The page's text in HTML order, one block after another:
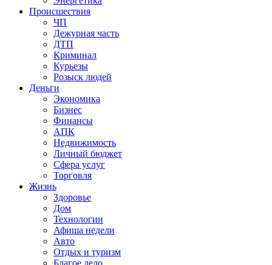
Происшествия
ЧП
Дежурная часть
ДТП
Криминал
Курьезы
Розыск людей
Деньги
Экономика
Бизнес
Финансы
АПК
Недвижимость
Личный бюджет
Сфера услуг
Торговля
Жизнь
Здоровье
Дом
Технологии
Афиша недели
Авто
Отдых и туризм
Благое дело